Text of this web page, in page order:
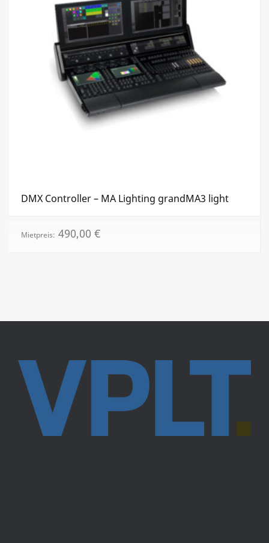
DMX Controller – MA Lighting grandMA3 light
Mietpreis: 490,00 €